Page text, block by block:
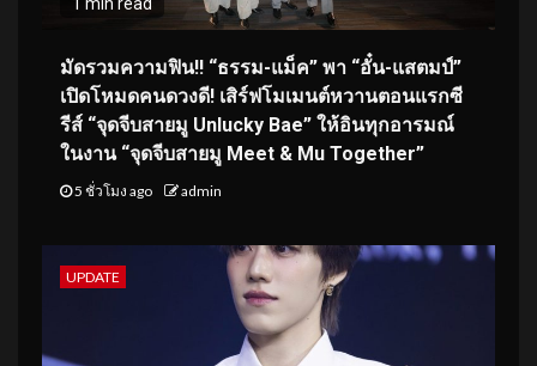
มัดรวมความฟิน!! “ธรรม-แม็ค” พา “อั๋น-แสตมป์”
เปิดโหมดคนดวงดี! เสิร์ฟโมเมนต์หวานตอนแรกซี
รีส์ “จุดจีบสายมู Unlucky Bae” ให้อินทุกอารมณ์
ในงาน “จุดจีบสายมู Meet & Mu Together”
5 ชั่วโมง ago admin
UPDATE